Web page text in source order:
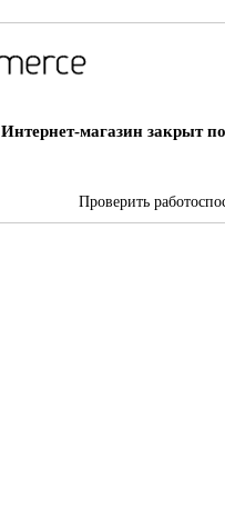
Интернет-магазин закрыт
Проверить